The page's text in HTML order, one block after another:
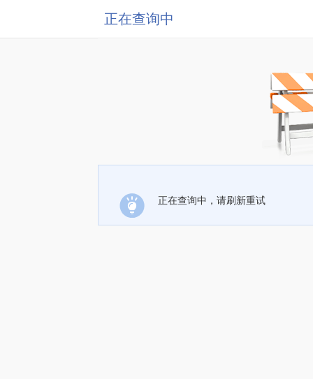
正在查询中
正在查询中，请刷新重试